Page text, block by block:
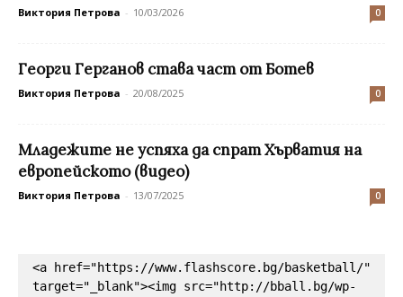
Виктория Петрова - 10/03/2026 0
Георги Герганов става част от Ботев
Виктория Петрова - 20/08/2025 0
Младежите не успяха да спрат Хърватия на
европейското (видео)
Виктория Петрова - 13/07/2025 0
<a href="https://www.flashscore.bg/basketball/"
target="_blank"><img src="http://bball.bg/wp-